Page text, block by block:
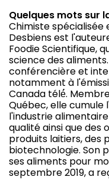
Quelques mots sur
Chimiste
Desbiens est
Foodie Scientifique,
science des
conférencière et
notamment à
Canada télé́.
Québec, elle cumule
l'industrie
qualité ainsi que des
produits laitiers, des
biotechnologie. Son
ses aliments pour
septembre 2019, a